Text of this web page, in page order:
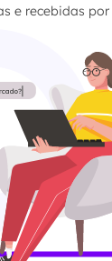
e recebidas